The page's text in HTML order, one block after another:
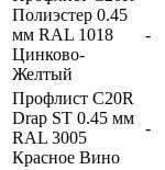
Полиэстер 0.45
мм RAL 1018
Цинково-
Желтый
-
Профлист С20R
Drap ST 0.45 мм
RAL 3005
Красное Вино
-